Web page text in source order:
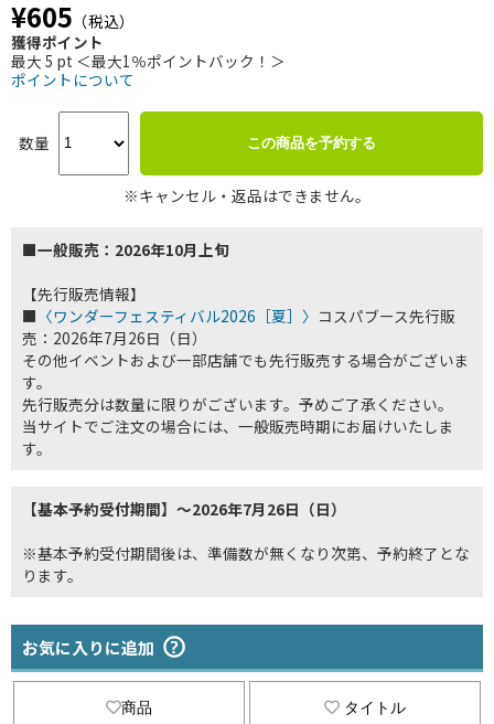
¥605 （税込）
獲得ポイント
最大 5 pt ＜最大1％ポイントバック！＞
ポイントについて
数量 この商品を予約する
※キャンセル・返品はできません。
■一般販売：2026年10月上旬
【先行販売情報】
■ 〈ワンダーフェスティバル2026［夏］〉 コスパブース先行販
売：2026年7月26日（日）
その他イベントおよび一部店舗でも先行販売する場合がございま
す。
先行販売分は数量に限りがございます。予めご了承ください。
当サイトでご注文の場合には、一般販売時期にお届けいたしま
す。
【基本予約受付期間】～2026年7月26日（日）
※基本予約受付期間後は、準備数が無くなり次第、予約終了とな
ります。
お気に入りに追加
商品 タイトル